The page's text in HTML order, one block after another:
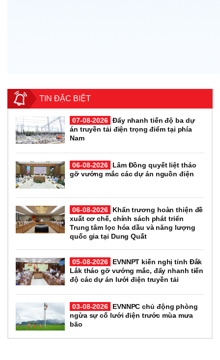
TIN ĐẶC BIỆT
07-08-2026 Đẩy nhanh tiến độ ba dự
án truyền tải điện trọng điểm tại phía
Nam
06-08-2026
Lâm Đồng quyết liệt tháo
gỡ vướng mắc các dự án nguồn điện
06-08-2026
Khẩn trương hoàn thiện đề
xuất cơ chế, chính sách phát triển
Trung tâm lọc hóa dầu và năng lượng
quốc gia tại Dung Quất
05-08-2026
EVNNPT kiến nghị tỉnh Đắk
Lắk tháo gỡ vướng mắc, đẩy nhanh tiến
độ các dự án lưới điện truyền tải
03-08-2026
EVNNPC chủ động phòng
ngừa sự cố lưới điện trước mùa mưa
bão